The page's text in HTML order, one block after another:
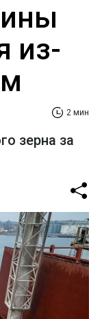
из-
2 мин
зерна за